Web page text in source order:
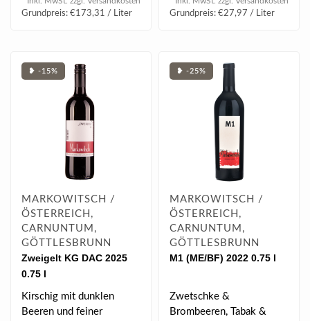
Kirschen..
Grundpreis: €173,31 / Liter
Grundpreis: €27,97 / Liter
❥ -15%
MARKOWITSCH /
ÖSTERREICH,
CARNUNTUM,
GÖTTLESBRUNN
Zweigelt KG DAC 2025
0.75 l
Kirschig mit dunklen
Beeren und feiner
❥ -25%
MARKOWITSCH /
ÖSTERREICH,
CARNUNTUM,
GÖTTLESBRUNN
M1 (ME/BF) 2022 0.75 l
Zwetschke &
Brombeeren, Tabak &